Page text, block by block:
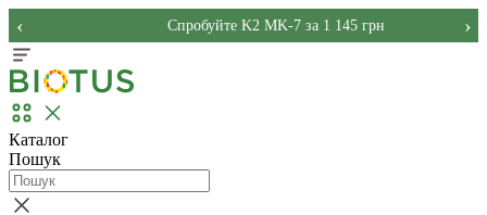
Спробуйте K2 MK-7 за 1 145 грн
‹ ›
Каталог
Пошук